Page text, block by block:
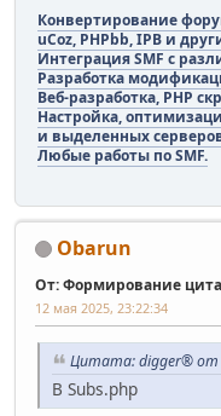
Конвертирование
uCoz, PHPbb, IPB и
Интеграция SMF с
Разработка
Веб-разработка, PHP
Настройка,
и выделенных
Любые работы по SMF.
Obarun
От: Формирование
12 мая 2025, 23:22:34
Цитата: digger® от
В Subs.php